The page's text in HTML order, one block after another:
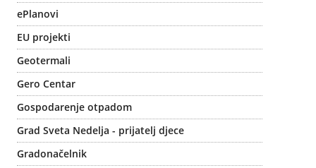
ePlanovi
EU projekti
Geotermali
Gero Centar
Gospodarenje otpadom
Grad Sveta Nedelja - prijatelj djece
Gradonačelnik